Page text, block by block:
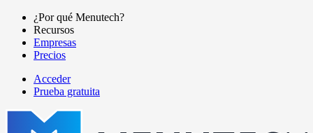
Pasar
contenido
principal
Main
navigation
¿Por qué Menutech?
Recursos
Empresas
Precios
menutech
navigation
Acceder
Prueba gratuita